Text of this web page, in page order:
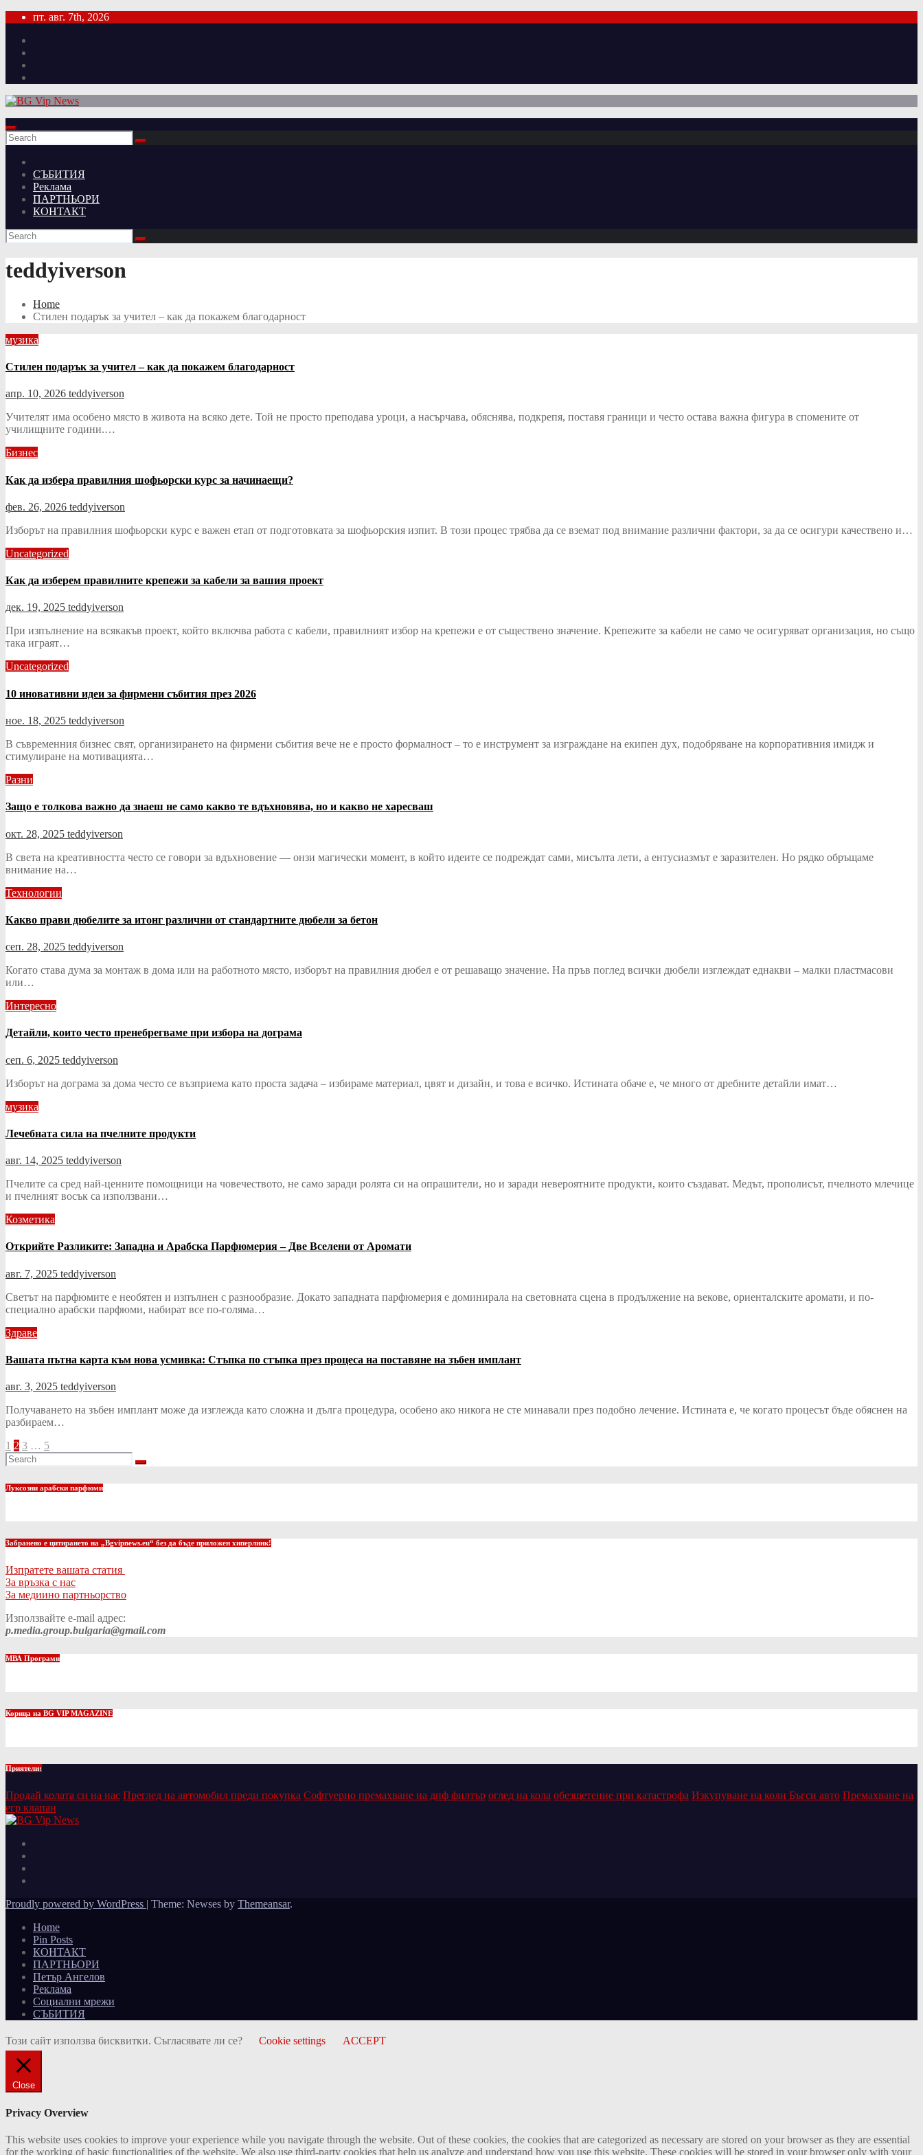
Skip
content
пт. авг. 7th, 2026
СЪБИТИЯ
Реклама
ПАРТНЬОРИ
КОНТАКТ
teddyiverson
Home
Стилен подарък за учител – как да покажем благодарност
музика
Стилен подарък за учител – как да покажем благодарност
апр. 10, 2026 teddyiverson
Учителят има особено място в живота на всяко дете. Той не просто преподава уроци, а насърчава, обяснява, подкрепя, поставя граници и често остава важна фигура в спомените от
училищните години.…
Бизнес
Как да избера правилния шофьорски курс за начинаещи?
фев. 26, 2026 teddyiverson
Изборът на правилния шофьорски курс е важен етап от подготовката за шофьорския изпит. В този процес трябва да се вземат под внимание различни фактори, за да се осигури качествено и…
Uncategorized
Как да изберем правилните крепежи за кабели за вашия проект
дек. 19, 2025 teddyiverson
При изпълнение на всякакъв проект, който включва работа с кабели, правилният избор на крепежи е от съществено значение. Крепежите за кабели не само че осигуряват организация, но също
така играят…
Uncategorized
10 иновативни идеи за фирмени събития през 2026
ное. 18, 2025 teddyiverson
В съвременния бизнес свят, организирането на фирмени събития вече не е просто формалност – то е инструмент за изграждане на екипен дух, подобряване на корпоративния имидж и
стимулиране на мотивацията…
Разни
Защо е толкова важно да знаеш не само какво те вдъхновява, но и какво не харесваш
окт. 28, 2025 teddyiverson
В света на креативността често се говори за вдъхновение — онзи магически момент, в който идеите се подреждат сами, мисълта лети, а ентусиазмът е заразителен. Но рядко обръщаме
внимание на…
Технологии
Какво прави дюбелите за итонг различни от стандартните дюбели за бетон
сеп. 28, 2025 teddyiverson
Когато става дума за монтаж в дома или на работното място, изборът на правилния дюбел е от решаващо значение. На пръв поглед всички дюбели изглеждат еднакви – малки пластмасови
или…
Интересно
Детайли, които често пренебрегваме при избора на дограма
сеп. 6, 2025 teddyiverson
Изборът на дограма за дома често се възприема като проста задача – избираме материал, цвят и дизайн, и това е всичко. Истината обаче е, че много от дребните детайли имат…
музика
Лечебната сила на пчелните продукти
авг. 14, 2025 teddyiverson
Пчелите са сред най-ценните помощници на човечеството, не само заради ролята си на опрашители, но и заради невероятните продукти, които създават. Медът, прополисът, пчелното млечице
и пчелният восък са използвани…
Козметика
Открийте Разликите: Западна и Арабска Парфюмерия – Две Вселени от Аромати
авг. 7, 2025 teddyiverson
Светът на парфюмите е необятен и изпълнен с разнообразие. Докато западната парфюмерия е доминирала на световната сцена в продължение на векове, ориенталските аромати, и по-
специално арабски парфюми, набират все по-голяма…
Здраве
Вашата пътна карта към нова усмивка: Стъпка по стъпка през процеса на поставяне на зъбен имплант
авг. 3, 2025 teddyiverson
Получаването на зъбен имплант може да изглежда като сложна и дълга процедура, особено ако никога не сте минавали през подобно лечение. Истината е, че когато процесът бъде обяснен на
разбираем…
Разделяне
на
публикациите
1 2 3 … 5
Луксозни арабски парфюми
Забранено е цитирането на „Bgvipnews.eu“ без да бъде приложен хиперлинк!
Изпратете вашата статия
За връзка с нас
За медиино партньорство
Използвайте e-mail адрес:
p.media.group.bulgaria@gmail.com
МВА Програми
Корица на BG VIP MAGAZINE
Приятели:
Продай колата си на нас Преглед на автомобил преди покупка Софтуерно премахване на дпф филтър оглед на кола обезщетение при катастрофа Изкупуване на коли Бъгси авто Премахване на
егр клапан
Proudly powered by WordPress | Theme: Newses by Themeansar.
Home
Pin Posts
КОНТАКТ
ПАРТНЬОРИ
Петър Ангелов
Реклама
Социални мрежи
СЪБИТИЯ
Този сайт използва бисквитки. Съгласявате ли се? Cookie settings ACCEPT
Close
Privacy Overview
This website uses cookies to improve your experience while you navigate through the website. Out of these cookies, the cookies that are categorized as necessary are stored on your browser as they are essential
for the working of basic functionalities of the website. We also use third-party cookies that help us analyze and understand how you use this website. These cookies will be stored in your browser only with your